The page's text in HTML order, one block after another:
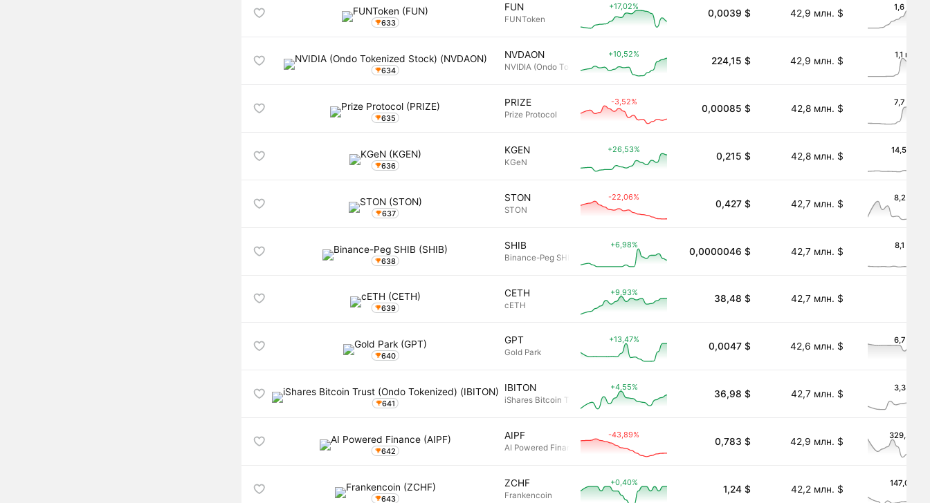
633
FUN
FUNToken
+17,02%
0,0039 $ 42,9 млн. $
1,6 млн.
634
NVDAON
NVIDIA (Ondo Tokenized Stock)
+10,52%
224,15 $ 42,9 млн. $
1,1 млн. $
635
PRIZE
Prize Protocol
-3,52%
0,00085 $ 42,8 млн. $
7,7 тыс. $
636
KGEN
KGeN
+26,53%
0,215 $ 42,8 млн. $
14,5 млн.
637
STON
STON
-22,06%
0,427 $ 42,7 млн. $
8,2 тыс.
638
SHIB
Binance-Peg SHIB
+6,98%
0,0000046 $ 42,7 млн. $
8,1 тыс. $
639
CETH
cETH
+9,93%
38,48 $ 42,7 млн. $
640
GPT
Gold Park
+13,47%
0,0047 $ 42,6 млн. $
6,7 тыс.
641
IBITON
iShares Bitcoin Trust (Ondo Tokenized)
+4,55%
36,98 $ 42,7 млн. $
3,3 тыс.
642
AIPF
AI Powered Finance
-43,89%
0,783 $ 42,9 млн. $
329,3
643
ZCHF
Frankencoin
+0,40%
1,24 $ 42,2 млн. $
147,0 тыс.